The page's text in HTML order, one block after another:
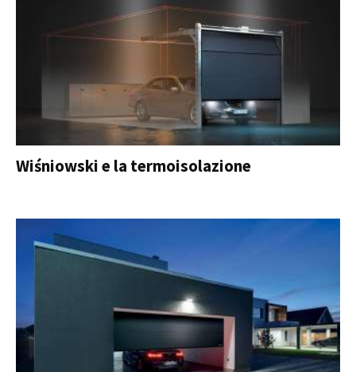
Wiśniowski e la termoisolazione